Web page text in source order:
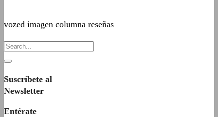
vozed imagen columna reseñas
Suscríbete al
Newsletter
Entérate